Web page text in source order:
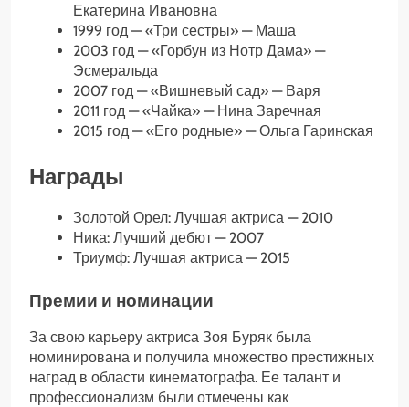
Екатерина Ивановна
1999 год — «Три сестры» — Маша
2003 год — «Горбун из Нотр Дама» —
Эсмеральда
2007 год — «Вишневый сад» — Варя
2011 год — «Чайка» — Нина Заречная
2015 год — «Его родные» — Ольга Гаринская
Награды
Золотой Орел: Лучшая актриса — 2010
Ника: Лучший дебют — 2007
Триумф: Лучшая актриса — 2015
Премии и номинации
За свою карьеру актриса Зоя Буряк была
номинирована и получила множество престижных
наград в области кинематографа. Ее талант и
профессионализм были отмечены как